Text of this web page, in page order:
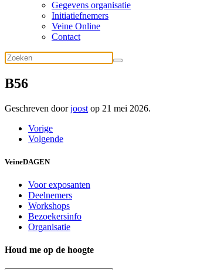
Gegevens organisatie
Initiatiefnemers
Veine Online
Contact
B56
Geschreven doorjoost op 21 mei 2026.
Vorige
Volgende
VeineDAGEN
Voor exposanten
Deelnemers
Workshops
Bezoekersinfo
Organisatie
Houd me op de hoogte